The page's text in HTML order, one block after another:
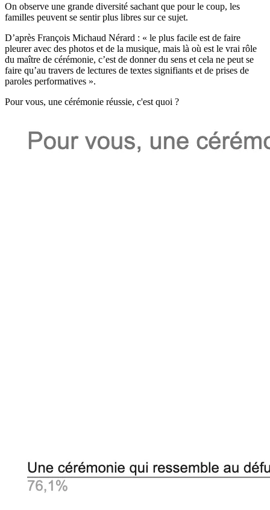
On observe une grande diversité sachant que pour le coup, les
familles peuvent se sentir plus libres sur ce sujet.
D’après François Michaud Nérard : « le plus facile est de faire
pleurer avec des photos et de la musique, mais là où est le vrai rôle
du maître de cérémonie, c’est de donner du sens et cela ne peut se
faire qu’au travers de lectures de textes signifiants et de prises de
paroles performatives ».
Pour vous, une cérémonie réussie, c'est quoi ?